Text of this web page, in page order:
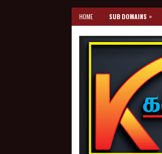
HOME SUB DOMAINS »